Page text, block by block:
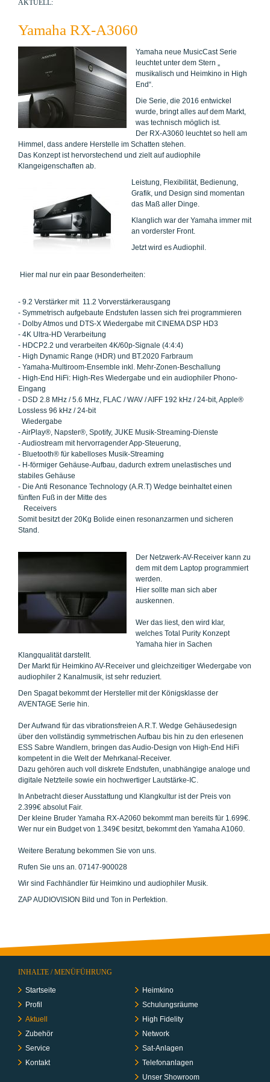
AKTUELL:
Yamaha RX-A3060
Yamaha neue MusicCast Serie
leuchtet unter dem Stern „
musikalisch und Heimkino in High
End“.
Die Serie, die 2016 entwickel
wurde, bringt alles auf dem Markt,
was technisch möglich ist.
Der RX-A3060 leuchtet so hell am
Himmel, dass andere Herstelle im Schatten stehen.
Das Konzept ist hervorstechend und zielt auf audiophile
Klangeigenschaften ab.
Leistung, Flexibilität, Bedienung,
Grafik, und Design sind momentan
das Maß aller Dinge.
Klanglich war der Yamaha immer mit
an vorderster Front.
Jetzt wird es Audiophil.
Hier mal nur ein paar Besonderheiten:
- 9.2 Verstärker mit 11.2 Vorverstärkerausgang
- Symmetrisch aufgebaute Endstufen lassen sich frei programmieren
- Dolby Atmos und DTS-X Wiedergabe mit CINEMA DSP HD3
- 4K Ultra-HD Verarbeitung
- HDCP2.2 und verarbeiten 4K/60p-Signale (4:4:4)
- High Dynamic Range (HDR) und BT.2020 Farbraum
- Yamaha-Multiroom-Ensemble inkl. Mehr-Zonen-Beschallung
- High-End HiFi: High-Res Wiedergabe und ein audiophiler Phono-
Eingang
- DSD 2.8 MHz / 5.6 MHz, FLAC / WAV / AIFF 192 kHz / 24-bit, Apple®
Lossless 96 kHz / 24-bit
Wiedergabe
- AirPlay®, Napster®, Spotify, JUKE Musik-Streaming-Dienste
- Audiostream mit hervorragender App-Steuerung,
- Bluetooth® für kabelloses Musik-Streaming
- H-förmiger Gehäuse-Aufbau, dadurch extrem unelastisches und
stabiles Gehäuse
- Die Anti Resonance Technology (A.R.T) Wedge beinhaltet einen
fünften Fuß in der Mitte des
Receivers
Somit besitzt der 20Kg Bolide einen resonanzarmen und sicheren
Stand.
Der Netzwerk-AV-Receiver kann zu
dem mit dem Laptop programmiert
werden.
Hier sollte man sich aber
auskennen.
Wer das liest, den wird klar,
welches Total Purity Konzept
Yamaha hier in Sachen
Klangqualität darstellt.
Der Markt für Heimkino AV-Receiver und gleichzeitiger Wiedergabe von
audiophiler 2 Kanalmusik, ist sehr reduziert.
Den Spagat bekommt der Hersteller mit der Königsklasse der
AVENTAGE Serie hin.
Der Aufwand für das vibrationsfreien A.R.T. Wedge Gehäusedesign
über den vollständig symmetrischen Aufbau bis hin zu den erlesenen
ESS Sabre Wandlern, bringen das Audio-Design von High-End HiFi
kompetent in die Welt der Mehrkanal-Receiver.
Dazu gehören auch voll diskrete Endstufen, unabhängige analoge und
digitale Netzteile sowie ein hochwertiger Lautstärke-IC.
In Anbetracht dieser Ausstattung und Klangkultur ist der Preis von
2.399€ absolut Fair.
Der kleine Bruder Yamaha RX-A2060 bekommt man bereits für 1.699€.
Wer nur ein Budget von 1.349€ besitzt, bekommt den Yamaha A1060.
Weitere Beratung bekommen Sie von uns.
Rufen Sie uns an. 07147-900028
Wir sind Fachhändler für Heimkino und audiophiler Musik.
ZAP AUDIOVISION Bild und Ton in Perfektion.
INHALTE / MENÜFÜHRUNG
Startseite
Profil
Aktuell
Zubehör
Service
Kontakt
Heimkino
Schulungs­räume
High Fidelity
Network
Sat-Anlagen
Telefon­anlagen
Unser Showroom